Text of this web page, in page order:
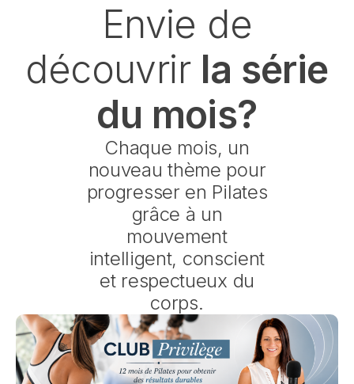
Envie de
découvrir la série
du mois?
Chaque mois, un
nouveau thème pour
progresser en Pilates
grâce à un
mouvement
intelligent, conscient
et respectueux du
corps.